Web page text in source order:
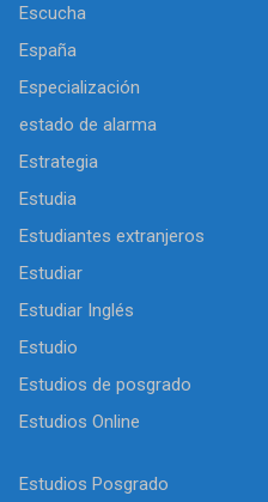
Escucha
España
Especialización
estado de alarma
Estrategia
Estudia
Estudiantes extranjeros
Estudiar
Estudiar Inglés
Estudio
Estudios de posgrado
Estudios Online
Estudios Posgrado